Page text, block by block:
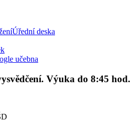
Úřední deska
učebna
Výuka do 8:45 hod.